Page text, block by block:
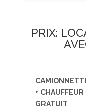
PRIX:
+ CHAUFFEUR
GRATUIT